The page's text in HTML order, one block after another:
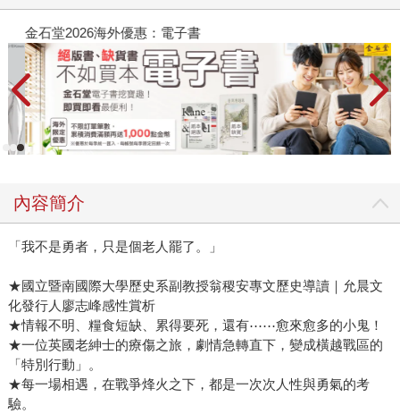
金石堂2026海外優惠：電子書
內容簡介
「我不是勇者，只是個老人罷了。」
★國立暨南國際大學歷史系副教授翁稷安專文歷史導讀｜允晨文
化發行人廖志峰感性賞析
★情報不明、糧食短缺、累得要死，還有⋯⋯愈來愈多的小鬼！
★一位英國老紳士的療傷之旅，劇情急轉直下，變成橫越戰區的
「特別行動」。
★每一場相遇，在戰爭烽火之下，都是一次次人性與勇氣的考
驗。